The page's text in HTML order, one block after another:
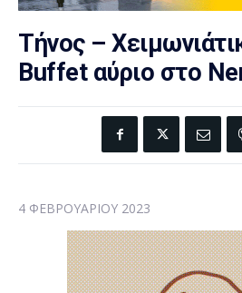
Τήνος –
Buffet αύριο στο
4 ΦΕΒΡΟΥΑΡΊΟΥ 2023